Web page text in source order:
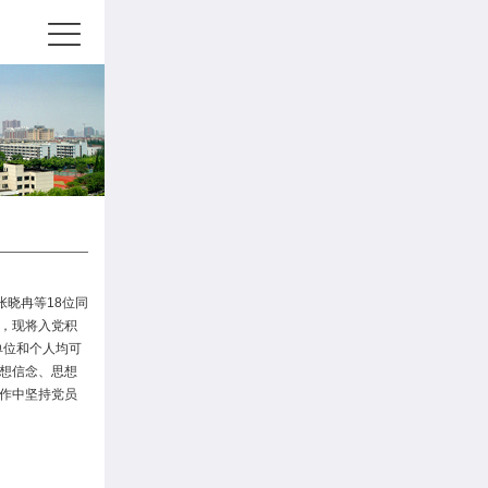
晓冉等18位同
现将入党积
和个人均可
信念、思想
中坚持党员